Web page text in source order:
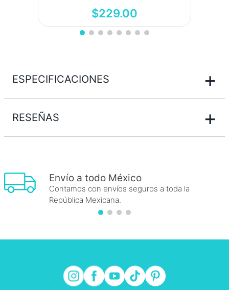
$229.00
ESPECIFICACIONES +
RESEÑAS +
Envío a todo México
Contamos con envíos seguros a toda la
República Mexicana.